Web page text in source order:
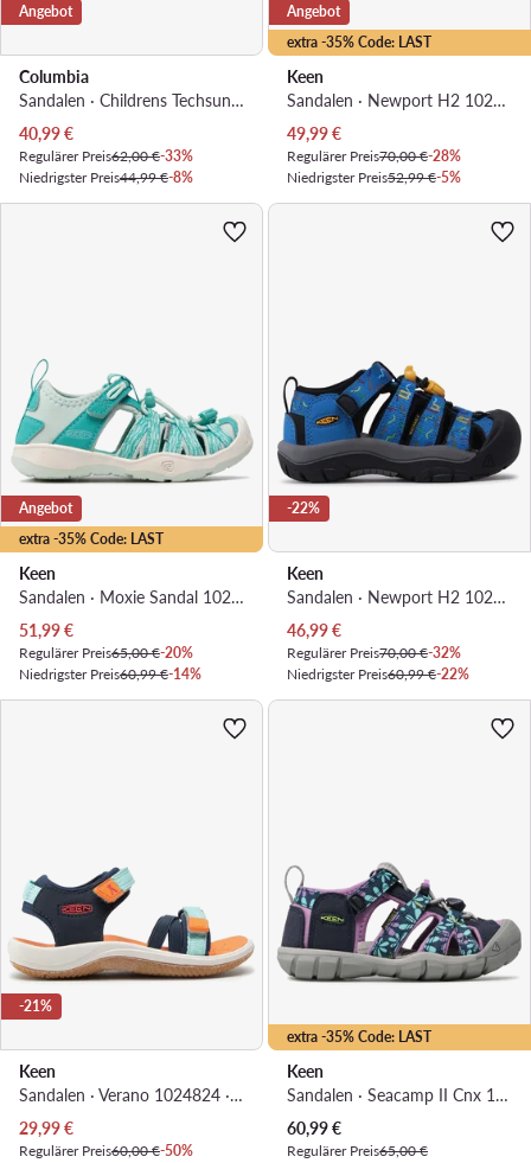
Angebot
Columbia
Sandalen · Childrens Techsun Wave BC2082 · Rosa
Aktueller Preis
40,99€
Regulärer Preis62,00 €-33%
Niedrigster Preis44,99 €-8%
extra -35% Code: LAST
Angebot
Keen
Sandalen · Newport H2 1026267 · Blau
Aktueller Preis
49,99€
Regulärer Preis70,00 €-28%
Niedrigster Preis52,99 €-5%
extra -35% Code: LAST
Angebot
Keen
Sandalen · Moxie Sandal 1026285 · Türkisfarben
Aktueller Preis
51,99€
Regulärer Preis65,00 €-20%
Niedrigster Preis60,99 €-14%
-22%
Keen
Sandalen · Newport H2 1027374 · Blau
Aktueller Preis
46,99€
Regulärer Preis70,00 €-32%
Niedrigster Preis60,99 €-22%
-21%
Keen
Sandalen · Verano 1024824 · Dunkelblau
Aktueller Preis
29,99€
Regulärer Preis60,00 €-50%
extra -35% Code: LAST
Keen
Sandalen · Seacamp II Cnx 1025136 · Dunkelblau
Aktueller Preis
60,99€
Regulärer Preis65,00 €